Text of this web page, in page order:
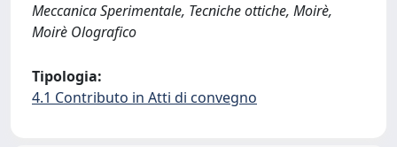
Meccanica Sperimentale, Tecniche ottiche, Moirè,
Moirè Olografico
Tipologia:
4.1 Contributo in Atti di convegno